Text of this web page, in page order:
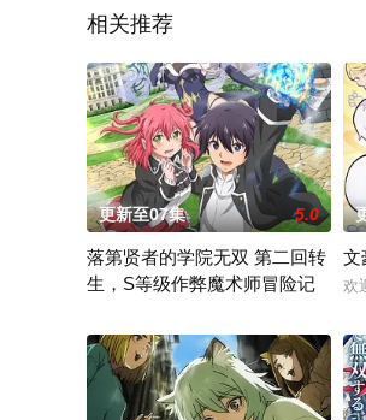
相关推荐
更新至07集 5.0
落第贤者的学院无双 第二回转
生，S等级作弊魔术师冒险记
文
欢